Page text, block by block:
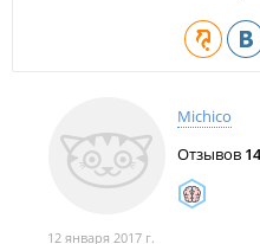
Магазин отделочных
Магазин строительных
Магазины напольных
Магазин напольных
Michico
Отзывов 14
12 января 2017 г.